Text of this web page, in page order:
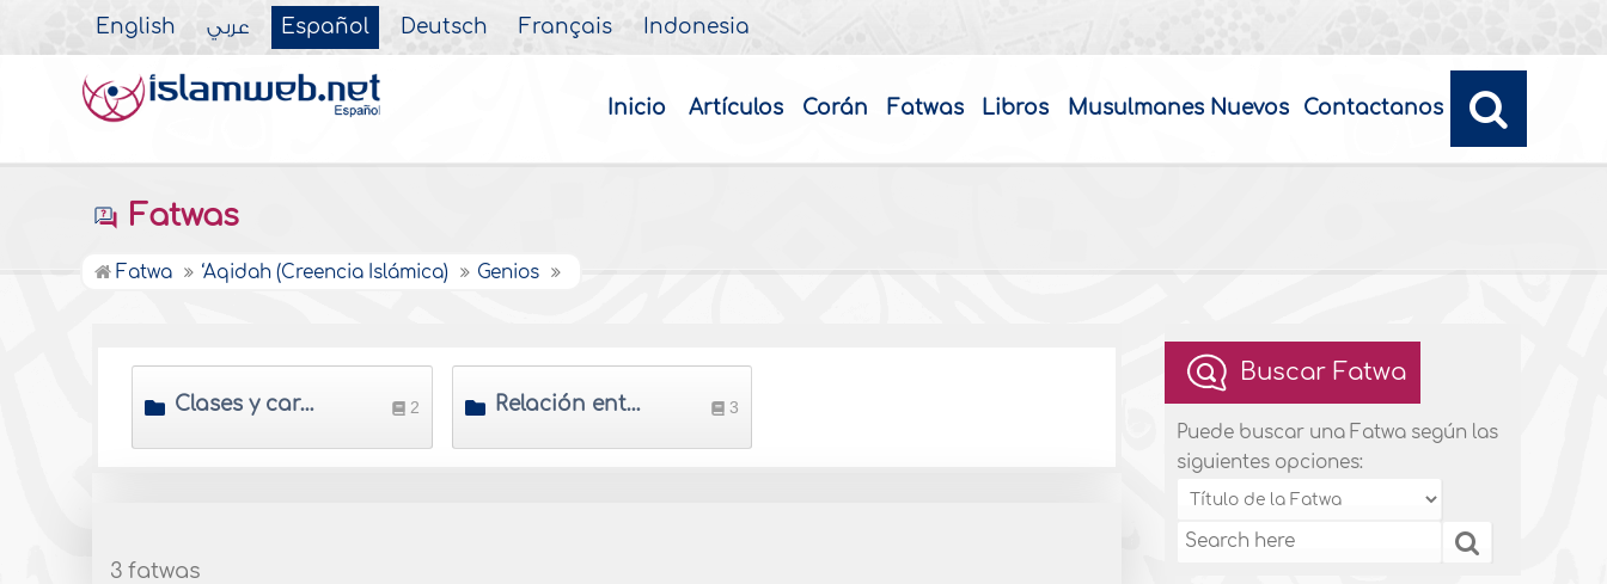
English عربي Español Deutsch Français Indonesia
Inicio Artículos Corán Fatwas Libros Musulmanes Nuevos Contactanos
Fatwas
Fatwa ‘Aqidah (Creencia Islámica) Genios
Clases y características del genio 2 Relación entre el ser humano y los genios 3
3 fatwas
Buscar Fatwa
Puede buscar una Fatwa según las
siguientes opciones: